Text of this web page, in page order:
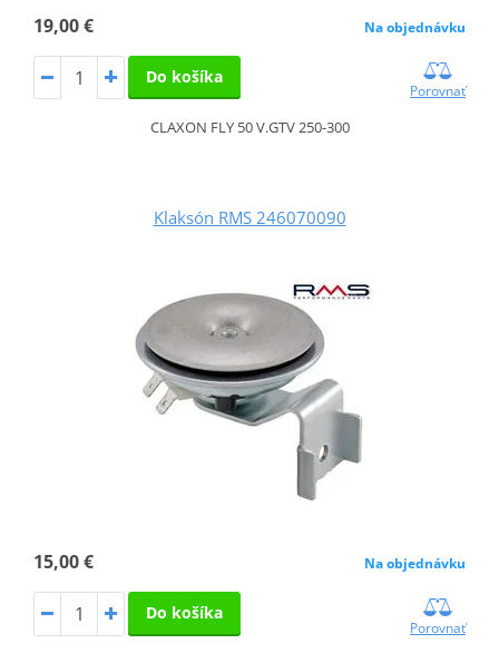
19,00 € Na objednávku
Do košíka
Porovnať
CLAXON FLY 50 V.GTV 250-300
Klaksón RMS 246070090
15,00 € Na objednávku
Do košíka
Porovnať